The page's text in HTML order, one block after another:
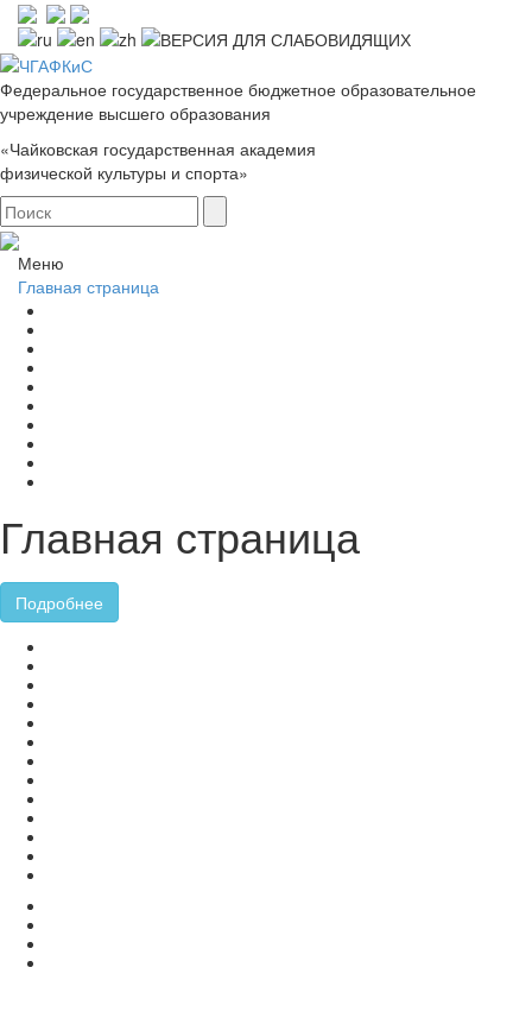
Федеральное государственное бюджетное образовательное
учреждение высшего образования
«Чайковская государственная академия
физической культуры и спорта»
Меню
Главная страница
Главная страница
Подробнее